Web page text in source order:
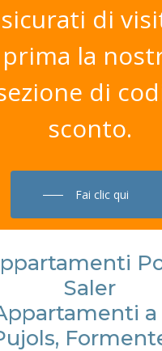
di
prima la
di
sconto.
Fai clic qui
Saler
a